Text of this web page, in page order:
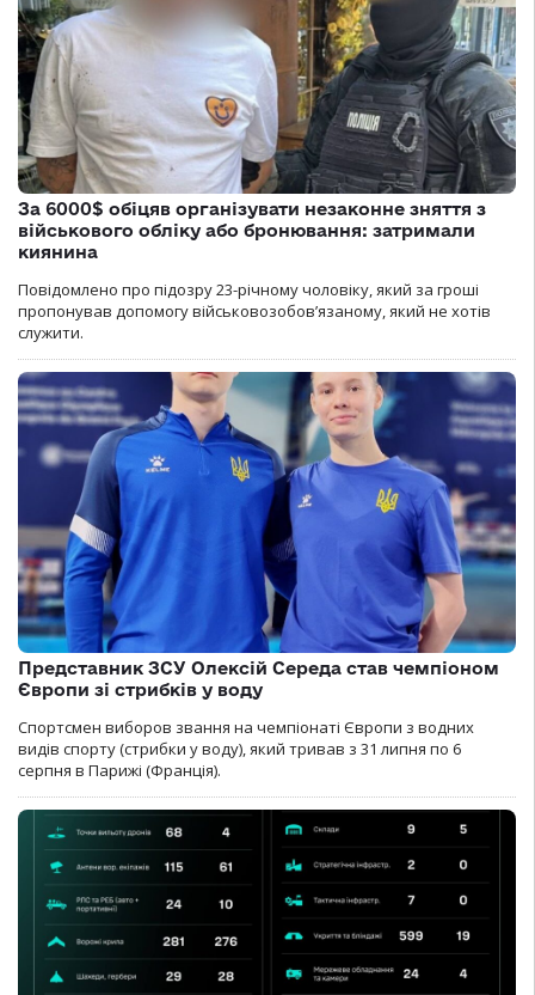
За 6000$ обіцяв організувати незаконне зняття з
військового обліку або бронювання: затримали
киянина
Повідомлено про підозру 23-річному чоловіку, який за гроші
пропонував допомогу військовозобов’язаному, який не хотів
служити.
Представник ЗСУ Олексій Середа став чемпіоном
Європи зі стрибків у воду
Спортсмен виборов звання на чемпіонаті Європи з водних
видів спорту (стрибки у воду), який тривав з 31 липня по 6
серпня в Парижі (Франція).